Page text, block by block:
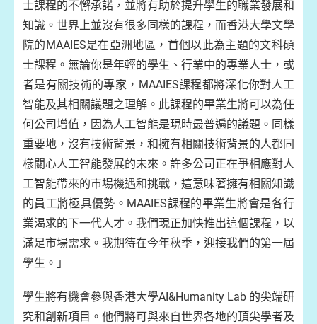
士課程的不懈承諾，並將有助於提升學生的職業發展和
知識。世界上並沒有很多同樣的課程，而香港大學文學
院的MAAIES是在亞洲地區，首個以此為主題的文科碩
士課程。無論你是年輕的學生、行業中的專業人士，或
者是有關技術的專家，MAAIES課程都將深化你對人工
智能及其相關議題之理解。此課程的畢業生將可以為任
何公司增值，因為人工智能是現時最普遍的議題。同樣
重要地，沒有技術背景，和擁有相關技術背景的人都同
樣關心人工智能發展的未來。許多公司正在爭相應對人
工智能帶來的市場機遇和挑戰，這意味著擁有相關知識
的員工將極具優勢。MAAIES課程的畢業生將會是各行
業渴求的下一代人才。我們現正加快推出這個課程，以
滿足市場需求。我期待在今年秋季，迎接我們的第一屆
學生。」
學生將有機會參與香港大學AI&Humanity Lab 的尖端研
究和創新項目。他們將可與來自世界各地的頂尖學者及